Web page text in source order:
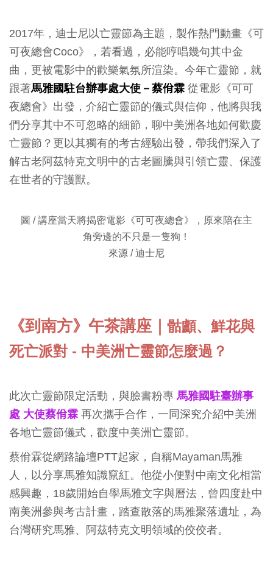
2017年，迪士尼以亡靈節為主題，製作熱門動畫《可
可夜總會Coco》，若看過，必能哼唱幾句其中金
曲，更被電影中的歡樂氣氛所渲染。今年亡靈節，就
跟著馬雅國駐台辦事處大使 － 蔡佾霖 從電影《可可
夜總會》出發，介紹亡靈節的儀式與信仰，他將與我
們分享其中不可忽略的細節，聊中美洲各地如何歡慶
亡靈節？更以其獨有的考古經驗出發，帶我們深入了
解古老阿茲特克文明中的古老圖騰與引領亡靈、保護
在世者的守護獸。
圖 / 講座當天將揭密電影《可可夜總會》，原來陪在主
角旁邊的不只是一隻狗！
來源 / 迪士尼
《到南方》午茶講座｜ 骷顱、鮮花與
死亡派對 - 中美洲亡靈節怎麼過？
此次亡靈節限定活動，與臉書粉專 馬雅國駐臺辦事
處 大使蔡佾霖 再次攜手合作，一同深究介紹中美洲
各地亡靈節儀式，歡度中美洲亡靈節。
蔡佾霖從網路論壇PTT起家，自稱Mayaman馬雅
人，以分享馬雅知識竄紅。他從小便對中南文化相當
感興趣，18歲開始自學馬雅文字與曆法，曾四度赴中
南美洲參與考古計畫，踏查散落的馬雅聚落遺址，為
台灣研究馬雅、阿茲特克文明領域的佼佼者。